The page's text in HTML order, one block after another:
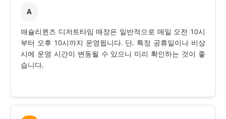
A
애슐리퀸즈 디저트타임 매장은 일반적으로 매일 오전 10시
부터 오후 10시까지 운영됩니다. 단, 특정 공휴일이나 비상
시에 운영 시간이 변동될 수 있으니 미리 확인하는 것이 좋
습니다.